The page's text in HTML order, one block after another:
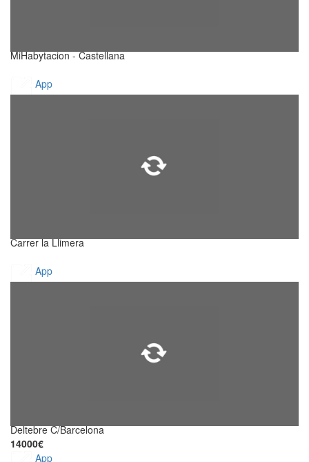
MiHabytacion - Castellana
App
Carrer la Llimera
App
Deltebre C/Barcelona
14000€
App